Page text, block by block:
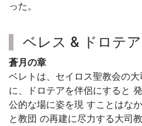
った。
ベレス & ドロテア
蒼月の章
ベレトは、セイロス聖教会の
に、ドロテアを伴侶にすると
公的な場に姿を現 すことはな
と教団 の再建に尽力する大司